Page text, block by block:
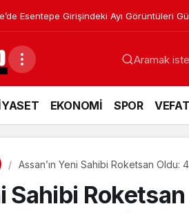
İş Kazası: 21 Yaşındaki İşçi
EKONOMİ SPOR
Assan’ın Yeni Sahibi Roketsan Oldu:
Sahibi